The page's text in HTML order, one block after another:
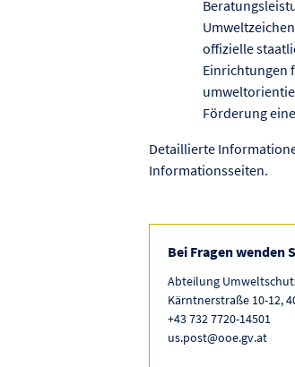
offizielle
Einrichtungen
Förderung
Detaillierte
Informationsseiten.
Bei Fragen wenden
Abteilung
Kärntnerstraße 10-12,
+43 732 7720-14501
us.post@ooe.gv.at